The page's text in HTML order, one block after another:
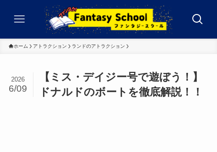
ホーム アトラクション ランドのアトラクション
【ミス・デイジー号で遊ぼう！】
ドナルドのボートを徹底解説！！
2026
6/09